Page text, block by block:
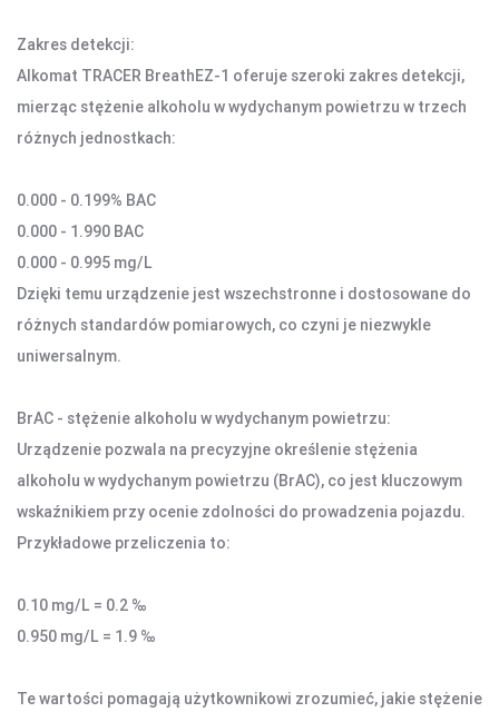
OŚWIETLENIE
LAMPY PIERŚCIENIOWE
LATARKI
OŚWIETLENIE SOLARNE
LAMPY PODŁOGOWE
POWER BANKI
OBUDOWY HDD, HUBY USB
HUBY USB
CZYTNIK KART
NAMIOTY I MATY
PRYSZNICE TURYSTYCZNE
Zakres detekcji:
Alkomat TRACER BreathEZ-1 oferuje szeroki zakres detekcji,
mierząc stężenie alkoholu w wydychanym powietrzu w trzech
różnych jednostkach:
0.000 - 0.199% BAC
0.000 - 1.990 BAC
0.000 - 0.995 mg/L
Dzięki temu urządzenie jest wszechstronne i dostosowane do
różnych standardów pomiarowych, co czyni je niezwykle
uniwersalnym.
BrAC - stężenie alkoholu w wydychanym powietrzu:
Urządzenie pozwala na precyzyjne określenie stężenia
alkoholu w wydychanym powietrzu (BrAC), co jest kluczowym
wskaźnikiem przy ocenie zdolności do prowadzenia pojazdu.
Przykładowe przeliczenia to:
0.10 mg/L = 0.2 ‰
0.950 mg/L = 1.9 ‰
Te wartości pomagają użytkownikowi zrozumieć, jakie stężenie